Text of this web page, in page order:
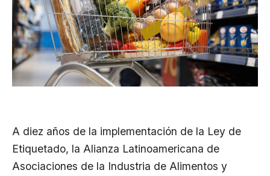
A diez años de la implementación de la Ley de
Etiquetado, la Alianza Latinoamericana de
Asociaciones de la Industria de Alimentos y